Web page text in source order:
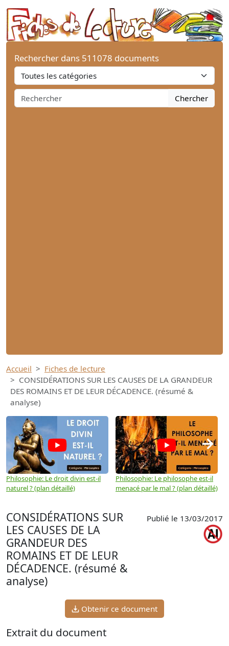
Rechercher dans 511078 documents
Chercher
Accueil
Fiches de lecture
CONSIDÉRATIONS SUR LES CAUSES DE LA GRANDEUR
DES ROMAINS ET DE LEUR DÉCADENCE. (résumé &
analyse)
Philosophie: Le droit divin est-il
naturel ? (plan détaillé)
Philosophie: Le philosophe est-il
menacé par le mal ? (plan détaillé)
→
CONSIDÉRATIONS SUR
LES CAUSES DE LA
GRANDEUR DES
ROMAINS ET DE LEUR
DÉCADENCE. (résumé &
analyse)
Publié le 13/03/2017
Obtenir ce document
Extrait du document